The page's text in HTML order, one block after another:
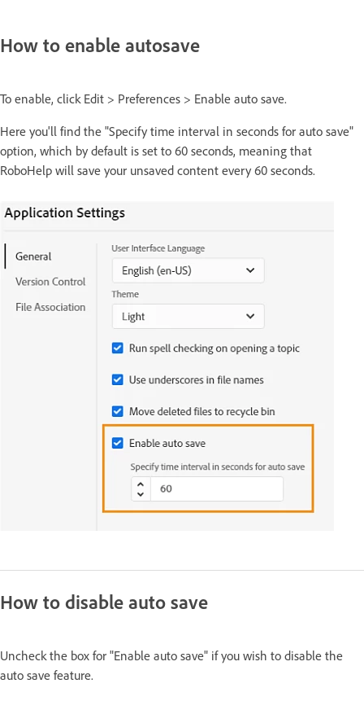
How to enable autosave
To enable, click Edit > Preferences > Enable auto save.
Here you'll find the "Specify time interval in seconds for auto save"
option, which by default is set to 60 seconds, meaning that
RoboHelp will save your unsaved content every 60 seconds.
How to disable auto save
Uncheck the box for "Enable auto save" if you wish to disable the
auto save feature.